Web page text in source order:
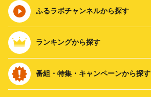
ふるラボチャンネルから探す
ランキングから探す
番組・特集・キャンペーンから探す